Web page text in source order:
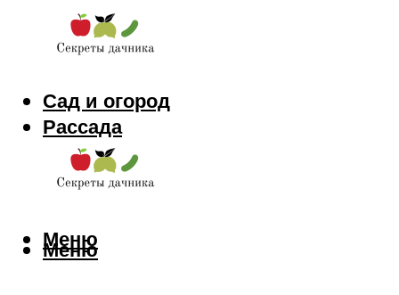
Сад и огород
Рассада
Цветы
Заготовки
Меню
Меню